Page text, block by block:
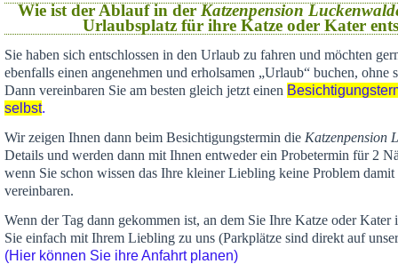
Wie ist der Ablauf in der Katzenpension
Urlaubsplatz für ihre Katze oder Kater
Sie haben sich entschlossen in den Urlaub zu fahren und möchten
ebenfalls einen angenehmen und erholsamen „Urlaub“ buchen, ohne
Dann vereinbaren Sie am besten gleich jetzt einen
selbst.
Wir zeigen Ihnen dann beim Besichtigungstermin die Katzenpension
Details und werden dann mit Ihnen entweder ein Probetermin für 2
wenn Sie schon wissen das Ihre kleiner Liebling keine Problem
vereinbaren.
Wenn der Tag dann gekommen ist, an dem Sie Ihre Katze oder
Sie einfach mit Ihrem Liebling zu uns (Parkplätze sind direkt auf
(Hier können Sie ihre Anfahrt planen)